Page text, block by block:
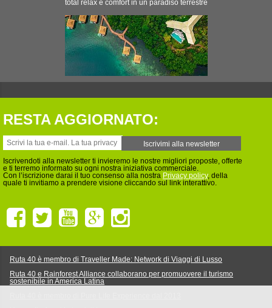
total relax e comfort in un paradiso terrestre
RESTA AGGIORNATO:
Iscrivendoti alla newsletter ti invieremo le nostre migliori proposte, offerte
e ti terremo informato su ogni nostra iniziativa commerciale.
Con l’iscrizione darai il tuo consenso alla nostra Privacy policy, della
quale ti invitiamo a prendere visione cliccando sul link interattivo.
Ruta 40 è membro di Traveller Made: Network di Viaggi di Lusso
Ruta 40 e Rainforest Alliance collaborano per promuovere il turismo
sostenibile in America Latina